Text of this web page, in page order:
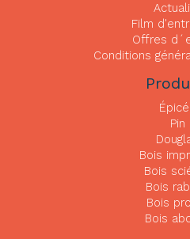
Film
Offres
Conditions
Pin
Bois
Bois
Bois
Bois
Bois